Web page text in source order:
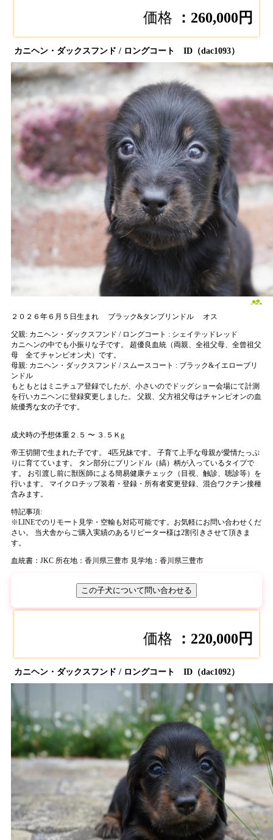
価格 ：260,000円
カニヘン・ダックスフンド / ロングコート ID（dac1093）
２０２６年６月５日生まれ ブラック&タンブリンドル オス
父親: カニヘン・ダックスフンド / ロングコート : シェイテッドレッド
カニヘンの中でも小振りな子です。 超優良血統（両親、全祖父母、全曾祖父
母 全てチャンピオン犬）です。
母親: カニヘン・ダックスフンド / スムースコート : ブラック&イエローブリ
ンドル
もともとはミニチュア登録でしたが、小さいのでドッグショー会場にて計測
を行いカニヘンに登録変更しました。 父親、父方祖父母はチャンピオンの血
統優秀な女の子です。
成犬時の予想体重２.５ 〜 ３.５Ｋg
帝王切開で生まれた子です。 4匹兄妹です。 子育て上手な母親が愛情たっぷ
りに育てています。 タン部分にブリンドル（縞）柄が入っているタイプで
す。 お引渡し前に獣医師による簡易健康チェック（目視、触診、聴診等）を
行います。 マイクロチップ装着・登録・所有者変更登録、混合ワクチン接種
含みます。
特記事項:
※LINEでのリモート見学・空輸も対応可能です。お気軽にお問い合わせくだ
さい。 当犬舎からご購入実績のあるリピーター様は2割引きさせて頂きま
す。
血統書：JKC 所在地：香川県三豊市 見学地：香川県三豊市
この子犬について問い合わせる
価格 ：220,000円
カニヘン・ダックスフンド / ロングコート ID（dac1092）